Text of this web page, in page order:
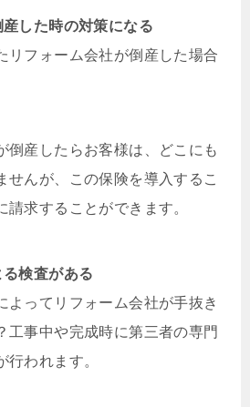
した時の対策になる
リフォーム会社が倒産した場合
倒産したらお客様は、どこにも
せんが、この保険を導入するこ
請求することができます。
検査がある
よってリフォーム会社が手抜き
工事中や完成時に第三者の専門
われます。